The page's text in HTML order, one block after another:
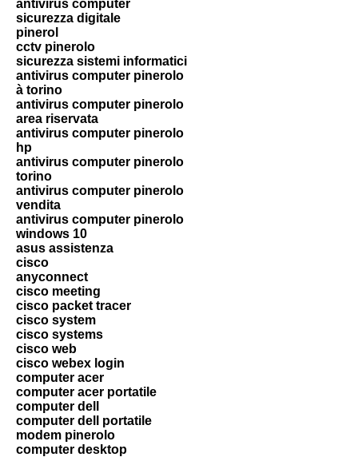
antivirus computer
sicurezza digitale
pinerol
cctv pinerolo
sicurezza sistemi informatici
antivirus computer pinerolo
à torino
antivirus computer pinerolo
area riservata
antivirus computer pinerolo
hp
antivirus computer pinerolo
torino
antivirus computer pinerolo
vendita
antivirus computer pinerolo
windows 10
asus assistenza
cisco
anyconnect
cisco meeting
cisco packet tracer
cisco system
cisco systems
cisco web
cisco webex login
computer acer
computer acer portatile
computer dell
computer dell portatile
modem pinerolo
computer desktop